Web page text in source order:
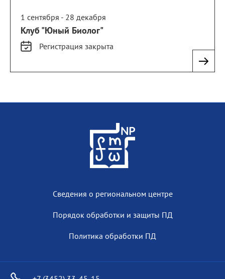
1 сентября - 28 декабря
Клуб "Юный Биолог"
Регистрация закрыта
Сведения о региональном центре
Порядок обработки и защиты ПД
Политика обработки ПД